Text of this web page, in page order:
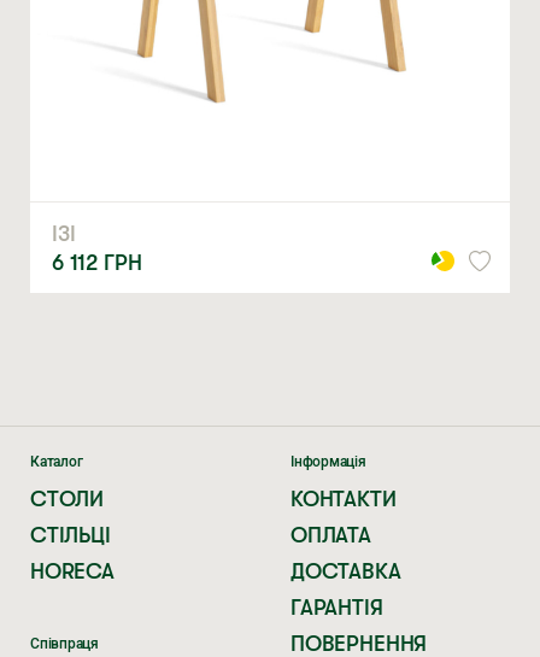
ІЗІ
6 112 ГРН
Каталог
СТОЛИ
СТІЛЬЦІ
HORECA
Співпраця
Інформація
КОНТАКТИ
ОПЛАТА
ДОСТАВКА
ГАРАНТІЯ
ПОВЕРНЕННЯ
ЗАМОВИТИ * — обов’язкові поля